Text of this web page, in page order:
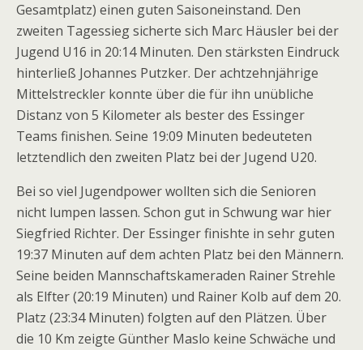
Gesamtplatz) einen guten Saisoneinstand. Den
zweiten Tagessieg sicherte sich Marc Häusler bei der
Jugend U16 in 20:14 Minuten. Den stärksten Eindruck
hinterließ Johannes Putzker. Der achtzehnjährige
Mittelstreckler konnte über die für ihn unübliche
Distanz von 5 Kilometer als bester des Essinger
Teams finishen. Seine 19:09 Minuten bedeuteten
letztendlich den zweiten Platz bei der Jugend U20.
Bei so viel Jugendpower wollten sich die Senioren
nicht lumpen lassen. Schon gut in Schwung war hier
Siegfried Richter. Der Essinger finishte in sehr guten
19:37 Minuten auf dem achten Platz bei den Männern.
Seine beiden Mannschaftskameraden Rainer Strehle
als Elfter (20:19 Minuten) und Rainer Kolb auf dem 20.
Platz (23:34 Minuten) folgten auf den Plätzen. Über
die 10 Km zeigte Günther Maslo keine Schwäche und